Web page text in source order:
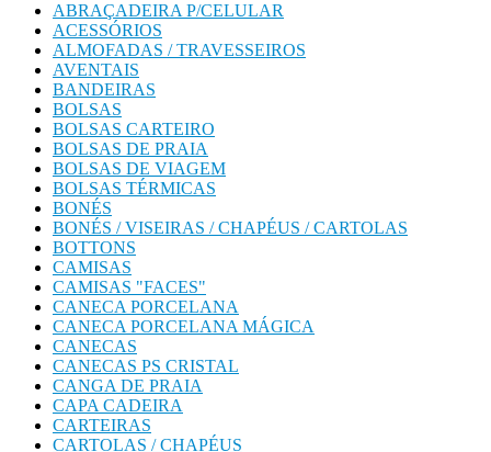
ABRAÇADEIRA P/CELULAR
ACESSÓRIOS
ALMOFADAS / TRAVESSEIROS
AVENTAIS
BANDEIRAS
BOLSAS
BOLSAS CARTEIRO
BOLSAS DE PRAIA
BOLSAS DE VIAGEM
BOLSAS TÉRMICAS
BONÉS
BONÉS / VISEIRAS / CHAPÉUS / CARTOLAS
BOTTONS
CAMISAS
CAMISAS "FACES"
CANECA PORCELANA
CANECA PORCELANA MÁGICA
CANECAS
CANECAS PS CRISTAL
CANGA DE PRAIA
CAPA CADEIRA
CARTEIRAS
CARTOLAS / CHAPÉUS